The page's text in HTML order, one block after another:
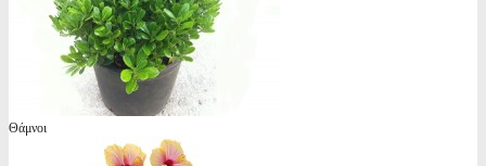
Θάμνοι